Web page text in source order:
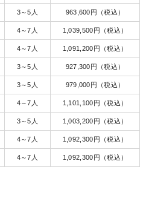
3～5人 963,600円（税込）
4～7人 1,039,500円（税込）
4～7人 1,091,200円（税込）
3～5人 927,300円（税込）
3～5人 979,000円（税込）
4～7人 1,101,100円（税込）
3～5人 1,003,200円（税込）
4～7人 1,092,300円（税込）
4～7人 1,092,300円（税込）